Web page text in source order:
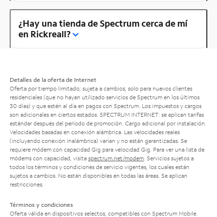
¿Hay una tienda de Spectrum cerca de mí
en Rickreall?
Detalles de la oferta de Internet
Oferta por tiempo limitado; sujeta a cambios; solo para nuevos clientes
residenciales (que no hayan utilizado servicios de Spectrum en los últimos
30 días) y que estén al día en pagos con Spectrum. Los impuestos y cargos
son adicionales en ciertos estados. SPECTRUM INTERNET: se aplican tarifas
estándar después del período de promoción. Cargo adicional por instalación.
Velocidades basadas en conexión alámbrica. Las velocidades reales
(incluyendo conexión inalámbrica) varían y no están garantizadas. Se
requiere módem con capacidad Gig para velocidad Gig. Para ver una lista de
módems con capacidad, visita spectrum.net/modem . Servicios sujetos a
todos los términos y condiciones de servicio vigentes, los cuales están
sujetos a cambios. No están disponibles en todas las áreas. Se aplican
restricciones.
Términos y condiciones
Oferta válida en dispositivos selectos, compatibles con Spectrum Mobile.